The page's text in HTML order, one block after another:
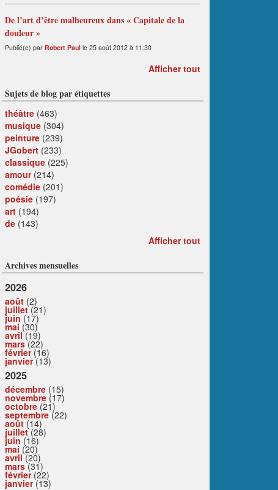
De l’art d’être malheureux dans « Capitale de la
douleur »
Publié(e) par Robert Paul le 25 août 2012 à 11:30
Afficher tout
Sujets de blog par étiquettes
théâtre (463)
musique (304)
peinture (239)
JGobert (233)
classique (225)
amour(214)
comédie (201)
poésie (197)
art (194)
de (143)
Afficher tout
Archives mensuelles
2026
août (2)
juillet(21)
juin (17)
mai (30)
avril(19)
mars(22)
février(16)
janvier(13)
2025
décembre (15)
novembre (17)
octobre (21)
septembre (22)
août (14)
juillet(28)
juin (16)
mai (20)
avril(20)
mars(31)
février(22)
janvier(13)